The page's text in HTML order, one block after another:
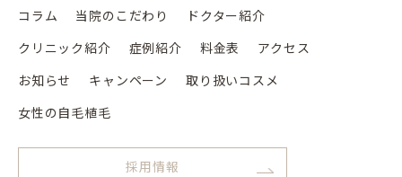
コラム 当院のこだわり
ドクター紹介
クリニック紹介
症例紹介 料金表
アクセス
お知らせ
キャンペーン
取り扱いコスメ
女性の自毛植毛
採用情報